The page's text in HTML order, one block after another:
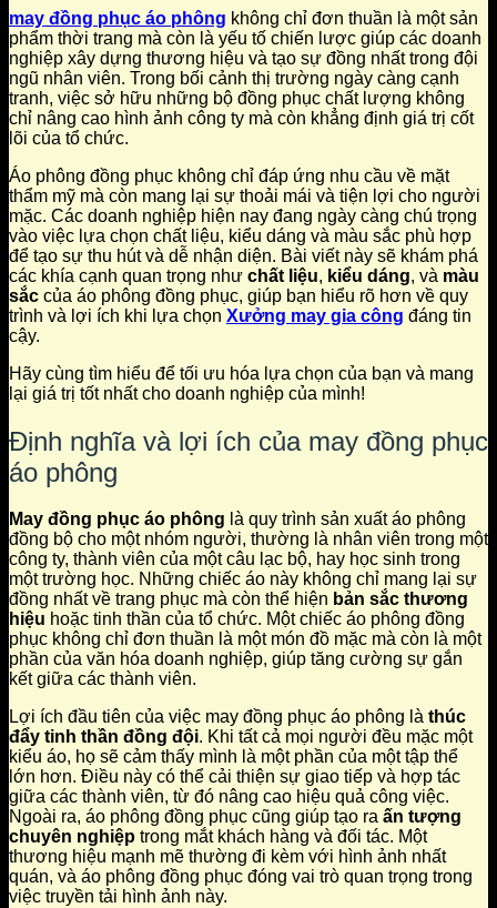
may đồng phục áo phông không chỉ đơn thuần là một sản
phẩm thời trang mà còn là yếu tố chiến lược giúp các doanh
nghiệp xây dựng thương hiệu và tạo sự đồng nhất trong đội
ngũ nhân viên. Trong bối cảnh thị trường ngày càng cạnh
tranh, việc sở hữu những bộ đồng phục chất lượng không
chỉ nâng cao hình ảnh công ty mà còn khẳng định giá trị cốt
lõi của tổ chức.
Áo phông đồng phục không chỉ đáp ứng nhu cầu về mặt
thẩm mỹ mà còn mang lại sự thoải mái và tiện lợi cho người
mặc. Các doanh nghiệp hiện nay đang ngày càng chú trọng
vào việc lựa chọn chất liệu, kiểu dáng và màu sắc phù hợp
để tạo sự thu hút và dễ nhận diện. Bài viết này sẽ khám phá
các khía cạnh quan trọng như chất liệu, kiểu dáng, và màu
sắc của áo phông đồng phục, giúp bạn hiểu rõ hơn về quy
trình và lợi ích khi lựa chọn Xưởng may gia công đáng tin
cậy.
Hãy cùng tìm hiểu để tối ưu hóa lựa chọn của bạn và mang
lại giá trị tốt nhất cho doanh nghiệp của mình!
Định nghĩa và lợi ích của may đồng phục
áo phông
May đồng phục áo phông là quy trình sản xuất áo phông
đồng bộ cho một nhóm người, thường là nhân viên trong một
công ty, thành viên của một câu lạc bộ, hay học sinh trong
một trường học. Những chiếc áo này không chỉ mang lại sự
đồng nhất về trang phục mà còn thể hiện bản sắc thương
hiệu hoặc tinh thần của tổ chức. Một chiếc áo phông đồng
phục không chỉ đơn thuần là một món đồ mặc mà còn là một
phần của văn hóa doanh nghiệp, giúp tăng cường sự gắn
kết giữa các thành viên.
Lợi ích đầu tiên của việc may đồng phục áo phông là thúc
đẩy tinh thần đồng đội. Khi tất cả mọi người đều mặc một
kiểu áo, họ sẽ cảm thấy mình là một phần của một tập thể
lớn hơn. Điều này có thể cải thiện sự giao tiếp và hợp tác
giữa các thành viên, từ đó nâng cao hiệu quả công việc.
Ngoài ra, áo phông đồng phục cũng giúp tạo ra ấn tượng
chuyên nghiệp trong mắt khách hàng và đối tác. Một
thương hiệu mạnh mẽ thường đi kèm với hình ảnh nhất
quán, và áo phông đồng phục đóng vai trò quan trọng trong
việc truyền tải hình ảnh này.